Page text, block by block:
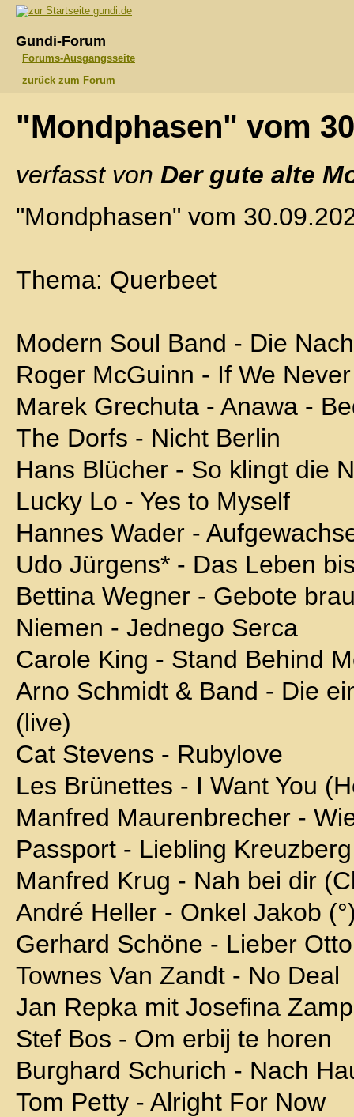
gundi.de
Gundi-Forum
Forums-Ausgangsseite
zurück zum Forum
"Mondphasen" vom
verfasst von Der gute alte
"Mondphasen" vom
Thema: Querbeet
Modern Soul Band - Die
Roger McGuinn - If We
Marek Grechuta - Anawa -
The Dorfs - Nicht Berlin
Hans Blücher - So klingt die
Lucky Lo - Yes to Myself
Hannes Wader -
Udo Jürgens* - Das Leben
Bettina Wegner - Gebote
Niemen - Jednego Serca
Carole King - Stand Behind
Arno Schmidt & Band - Die
(live)
Cat Stevens - Rubylove
Les Brünettes - I Want You
Manfred Maurenbrecher -
Passport - Liebling
Manfred Krug - Nah bei dir
André Heller - Onkel Jakob
Gerhard Schöne - Lieber Otto
Townes Van Zandt - No Deal
Jan Repka mit Josefina
Stef Bos - Om erbij te horen
Burghard Schurich - Nach
Tom Petty - Alright For Now